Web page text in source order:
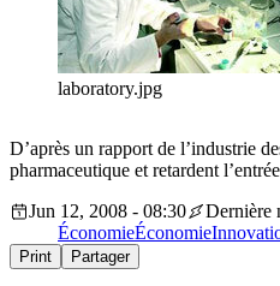
laboratory.jpg
D’après un rapport de l’industrie
pharmaceutique et retardent
Jun 12, 2008 - 08:30
Dernière
ÉconomieÉconomie
Print Partager